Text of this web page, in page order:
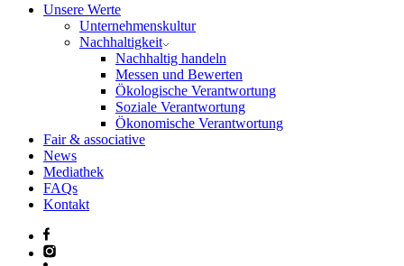
Unsere Werte
Unternehmenskultur
Nachhaltigkeit
Nachhaltig handeln
Messen und Bewerten
Ökologische Verantwortung
Soziale Verantwortung
Ökonomische Verantwortung
Fair & associative
News
Mediathek
FAQs
Kontakt